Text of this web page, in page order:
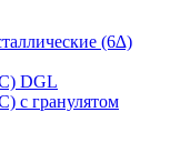
(6∆)
DGL
с гранулятом